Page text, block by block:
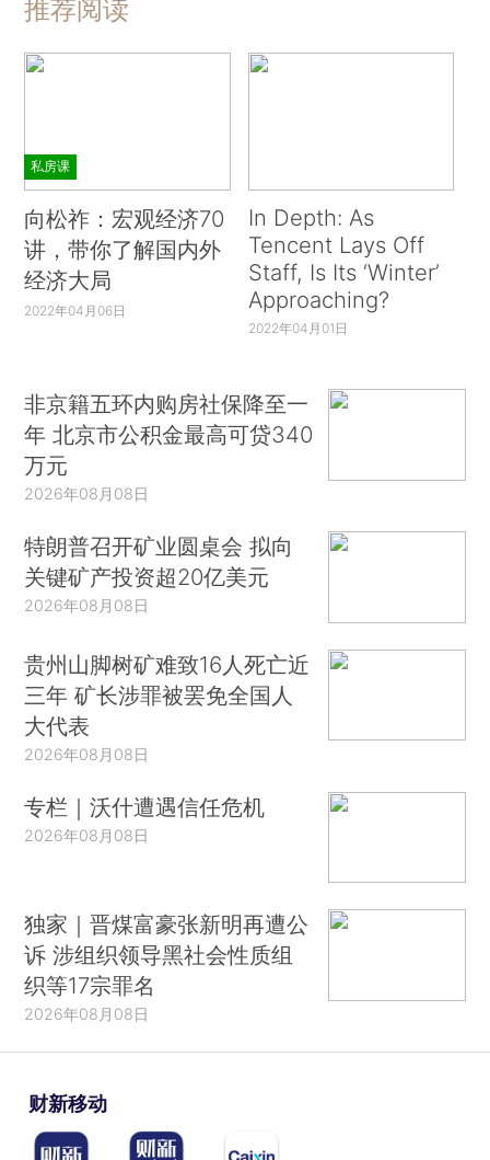
推荐阅读
私房课
向松祚：宏观经济70
讲，带你了解国内外
经济大局
2022年04月06日
In Depth: As
Tencent Lays Off
Staff, Is Its ‘Winter’
Approaching?
2022年04月01日
非京籍五环内购房社保降至一
年 北京市公积金最高可贷340
万元
2026年08月08日
特朗普召开矿业圆桌会 拟向
关键矿产投资超20亿美元
2026年08月08日
贵州山脚树矿难致16人死亡近
三年 矿长涉罪被罢免全国人
大代表
2026年08月08日
专栏｜沃什遭遇信任危机
2026年08月08日
独家｜晋煤富豪张新明再遭公
诉 涉组织领导黑社会性质组
织等17宗罪名
2026年08月08日
财新移动